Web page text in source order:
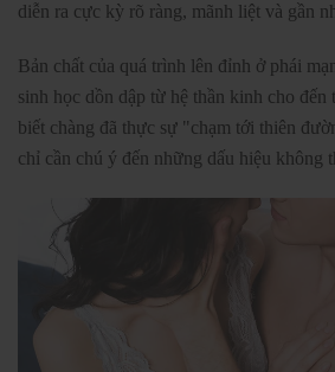
diễn ra cực kỳ rõ ràng, mãnh liệt và gần
Bản chất của quá trình lên đỉnh ở phái
sinh học dồn dập từ hệ thần kinh cho
biết chàng đã thực sự "chạm tới thiên
chỉ cần chú ý đến những dấu hiệu không